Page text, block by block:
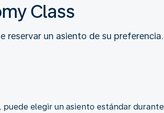
Class
reservar un asiento de su
elegir un asiento estándar